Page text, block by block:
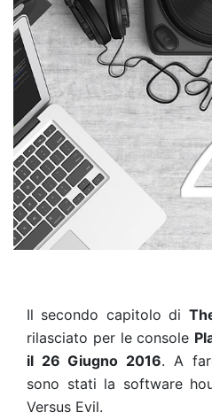
Il secondo capitolo di
rilasciato per le console
il 26 Giugno 2016. A
sono stati la software
Versus Evil.